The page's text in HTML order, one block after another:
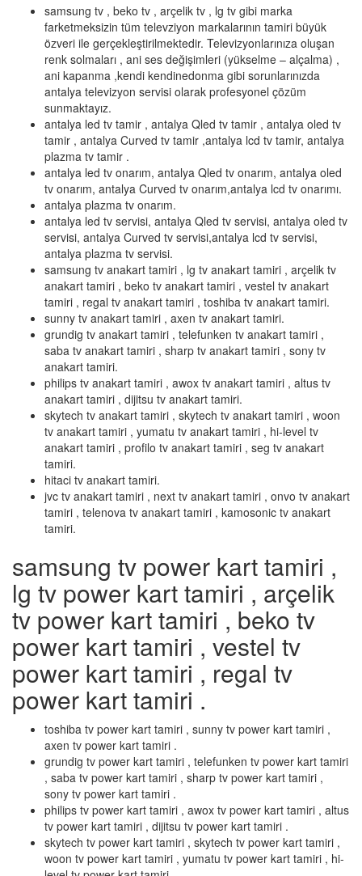
samsung tv , beko tv , arçelik tv , lg tv gibi marka
farketmeksizin tüm televziyon markalarının tamiri büyük
özveri ile gerçekleştirilmektedir. Televizyonlarınıza oluşan
renk solmaları , ani ses değişimleri (yükselme – alçalma) ,
ani kapanma ,kendi kendinedonma gibi sorunlarınızda
antalya televizyon servisi olarak profesyonel çözüm
sunmaktayız.
antalya led tv tamir , antalya Qled tv tamir , antalya oled tv
tamir , antalya Curved tv tamir ,antalya lcd tv tamir, antalya
plazma tv tamir .
antalya led tv onarım, antalya Qled tv onarım, antalya oled
tv onarım, antalya Curved tv onarım,antalya lcd tv onarımı.
antalya plazma tv onarım.
antalya led tv servisi, antalya Qled tv servisi, antalya oled tv
servisi, antalya Curved tv servisi,antalya lcd tv servisi,
antalya plazma tv servisi.
samsung tv anakart tamiri , lg tv anakart tamiri , arçelik tv
anakart tamiri , beko tv anakart tamiri , vestel tv anakart
tamiri , regal tv anakart tamiri , toshiba tv anakart tamiri.
sunny tv anakart tamiri , axen tv anakart tamiri.
grundig tv anakart tamiri , telefunken tv anakart tamiri ,
saba tv anakart tamiri , sharp tv anakart tamiri , sony tv
anakart tamiri.
philips tv anakart tamiri , awox tv anakart tamiri , altus tv
anakart tamiri , dijitsu tv anakart tamiri.
skytech tv anakart tamiri , skytech tv anakart tamiri , woon
tv anakart tamiri , yumatu tv anakart tamiri , hi-level tv
anakart tamiri , profilo tv anakart tamiri , seg tv anakart
tamiri.
hitaci tv anakart tamiri.
jvc tv anakart tamiri , next tv anakart tamiri , onvo tv anakart
tamiri , telenova tv anakart tamiri , kamosonic tv anakart
tamiri.
samsung tv power kart tamiri ,
lg tv power kart tamiri , arçelik
tv power kart tamiri , beko tv
power kart tamiri , vestel tv
power kart tamiri , regal tv
power kart tamiri .
toshiba tv power kart tamiri , sunny tv power kart tamiri ,
axen tv power kart tamiri .
grundig tv power kart tamiri , telefunken tv power kart tamiri
, saba tv power kart tamiri , sharp tv power kart tamiri ,
sony tv power kart tamiri .
philips tv power kart tamiri , awox tv power kart tamiri , altus
tv power kart tamiri , dijitsu tv power kart tamiri .
skytech tv power kart tamiri , skytech tv power kart tamiri ,
woon tv power kart tamiri , yumatu tv power kart tamiri , hi-